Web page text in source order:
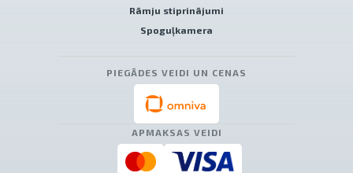
Rāmju stiprinājumi
Spoguļkamera
PIEGĀDES VEIDI UN CENAS
APMAKSAS VEIDI